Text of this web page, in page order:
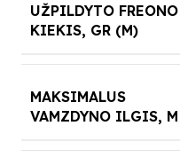
UŽPILDYTO FREONO
KIEKIS, GR (M)
MAKSIMALUS
VAMZDYNO ILGIS, M